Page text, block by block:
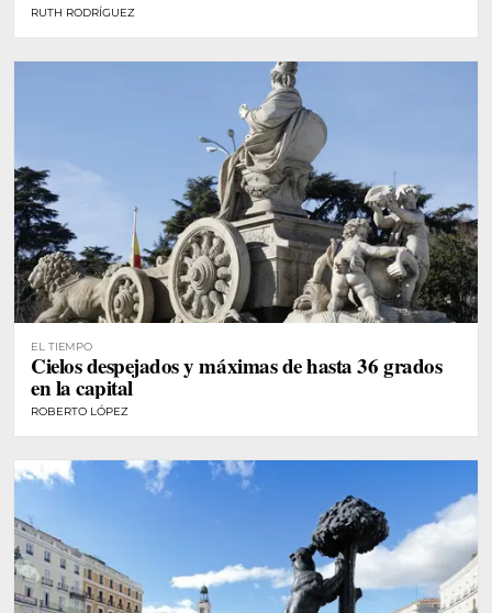
RUTH RODRÍGUEZ
EL TIEMPO
Cielos despejados y máximas de hasta 36 grados
en la capital
ROBERTO LÓPEZ